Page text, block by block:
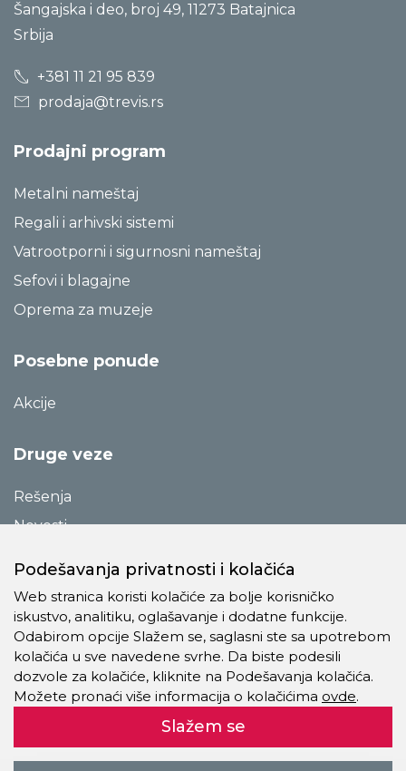
Šangajska i deo, broj 49, 11273 Batajnica
Srbija
+381 11 21 95 839
prodaja@trevis.rs
Prodajni program
Metalni nameštaj
Regali i arhivski sistemi
Vatrootporni i sigurnosni nameštaj
Sefovi i blagajne
Oprema za muzeje
Posebne ponude
Akcije
Druge veze
Rešenja
Novosti
O preduzeću
Kontakt
Pravila o privatnosti
Kolačići
Podešavanja privatnosti i kolačića
Web stranica koristi kolačiće za bolje korisničko
iskustvo, analitiku, oglašavanje i dodatne funkcije.
Odabirom opcije Slažem se, saglasni ste sa upotrebom
kolačića u sve navedene svrhe. Da biste podesili
dozvole za kolačiće, kliknite na Podešavanja kolačića.
Možete pronaći više informacija o kolačićima ovde.
Slažem se